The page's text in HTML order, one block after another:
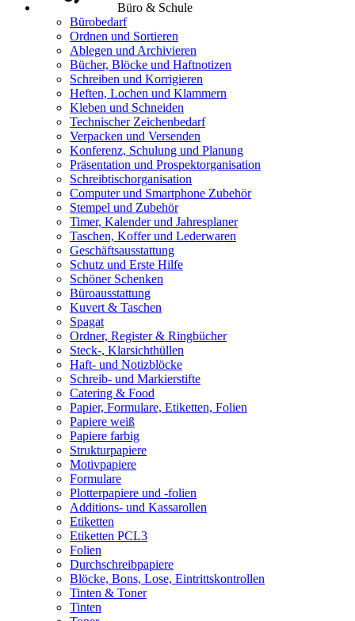
Büro & Schule
Bürobedarf
Ordnen und Sortieren
Ablegen und Archivieren
Bücher, Blöcke und Haftnotizen
Schreiben und Korrigieren
Heften, Lochen und Klammern
Kleben und Schneiden
Technischer Zeichenbedarf
Verpacken und Versenden
Konferenz, Schulung und Planung
Präsentation und Prospektorganisation
Schreibtischorganisation
Computer und Smartphone Zubehör
Stempel und Zubehör
Timer, Kalender und Jahresplaner
Taschen, Koffer und Lederwaren
Geschäftsausstattung
Schutz und Erste Hilfe
Schöner Schenken
Büroausstattung
Kuvert & Taschen
Spagat
Ordner, Register & Ringbücher
Steck-, Klarsichthüllen
Haft- und Notizblöcke
Schreib- und Markierstifte
Catering & Food
Papier, Formulare, Etiketten, Folien
Papiere weiß
Papiere farbig
Strukturpapiere
Motivpapiere
Formulare
Plotterpapiere und -folien
Additions- und Kassarollen
Etiketten
Etiketten PCL3
Folien
Durchschreibpapiere
Blöcke, Bons, Lose, Eintrittskontrollen
Tinten & Toner
Tinten